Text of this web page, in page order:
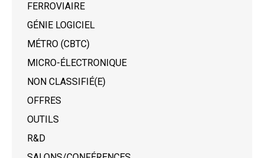
FERROVIAIRE
GÉNIE LOGICIEL
MÉTRO (CBTC)
MICRO-ÉLECTRONIQUE
NON CLASSIFIÉ(E)
OFFRES
OUTILS
R&D